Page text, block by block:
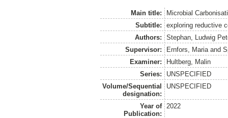
Main title:
Microbial
Subtitle:
exploring reductive
Authors:
Stephan, Ludwig
Supervisor:
Ernfors, Maria and
Examiner:
Hultberg, Malin
Series:
UNSPECIFIED
Volume/Sequential
designation:
UNSPECIFIED
Year of
Publication:
2022